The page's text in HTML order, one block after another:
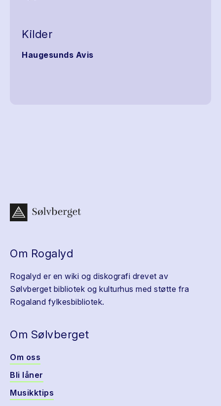
Kilder
Haugesunds Avis
Om Rogalyd
Rogalyd er en wiki og diskografi drevet av
Sølvberget bibliotek og kulturhus med støtte fra
Rogaland fylkesbibliotek.
Om Sølvberget
Om oss
Bli låner
Musikktips